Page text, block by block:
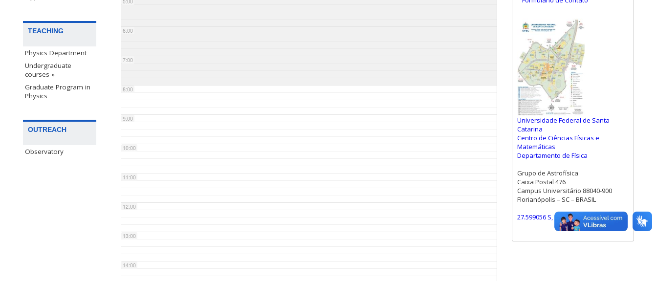
TEACHING
Physics Department
Undergraduate
courses »
Graduate Program in
Physics
OUTREACH
Observatory
6:00
7:00
8:00
9:00
10:00
11:00
12:00
13:00
14:00
Universidade Federal de Santa
Catarina
Centro de Ciências Físicas e
Matemáticas
Departamento de Física
Grupo de Astrofísica
Caixa Postal 476
Campus Universitário 88040-900
Florianópolis – SC – BRASIL
27.599056 S, 48.523472 W